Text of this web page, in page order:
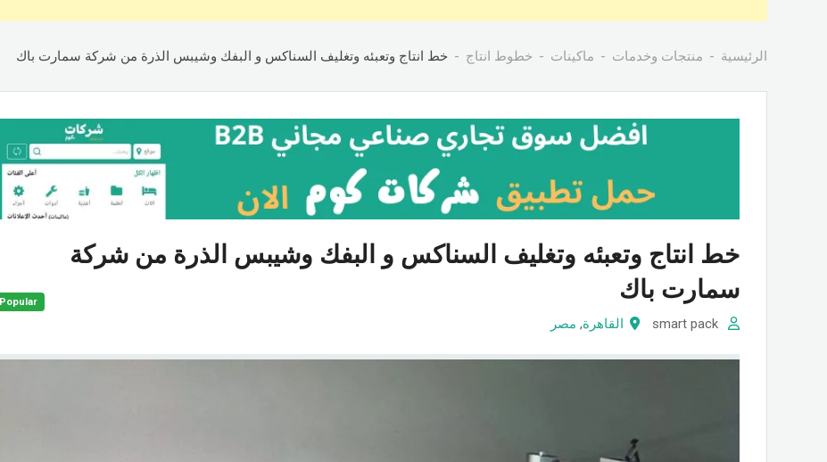
الرئيسية منتجات وخدمات ماكينات خطوط انتاج خط انتاج وتعبئه وتغليف السناكس و البفك وشيبس الذرة من شركة سمارت باك
خط انتاج وتعبئه وتغليف السناكس و البفك وشيبس الذرة من شركة
سمارت باك
القاهرة, مصر
Popular